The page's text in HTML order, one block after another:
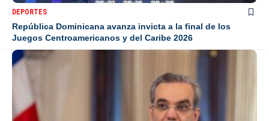
DEPORTES
República Dominicana avanza invicta a la final de los
Juegos Centroamericanos y del Caribe 2026